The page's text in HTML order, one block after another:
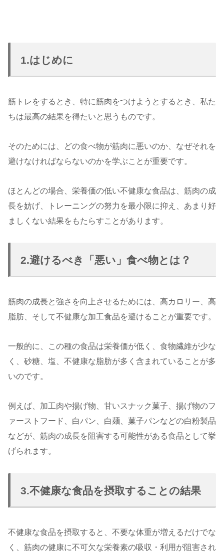
1.はじめに
筋トレをするとき、特に筋肉をつけようとするとき、私た
ちは最高の結果を得たいと思うものです。
そのためには、どの食べ物が筋肉に悪いのか、なぜそれを
避けなければならないのかを学ぶことが重要です。
ほとんどの場合、栄養価の低い不健康な食品は、筋肉の成
長を妨げ、トレーニングの努力を最小限に抑え、あまり好
ましくない結果をもたらすことがあります。
2.避けるべき「悪い」食べ物とは？
筋肉の成長と強さを向上させるためには、高カロリー、高
脂肪、そして不健康な加工食品を避けることが重要です。
一般的に、この種の食品は栄養価が低く、食物繊維が少な
く、砂糖、塩、不健康な脂肪が多く含まれていることが多
いのです。
例えば、加工肉や揚げ物、甘いスナック菓子、揚げ物のフ
ァーストフード、白パン、白麺、菓子パンなどの白粉製品
などが、筋肉の成長を阻害する可能性がある食品として挙
げられます。
3.不健康な食品を摂取することの結果
不健康な食品を摂取すると、不要な体重が増えるだけでな
く、筋肉の健康に不可欠な栄養素の吸収・利用が阻害され